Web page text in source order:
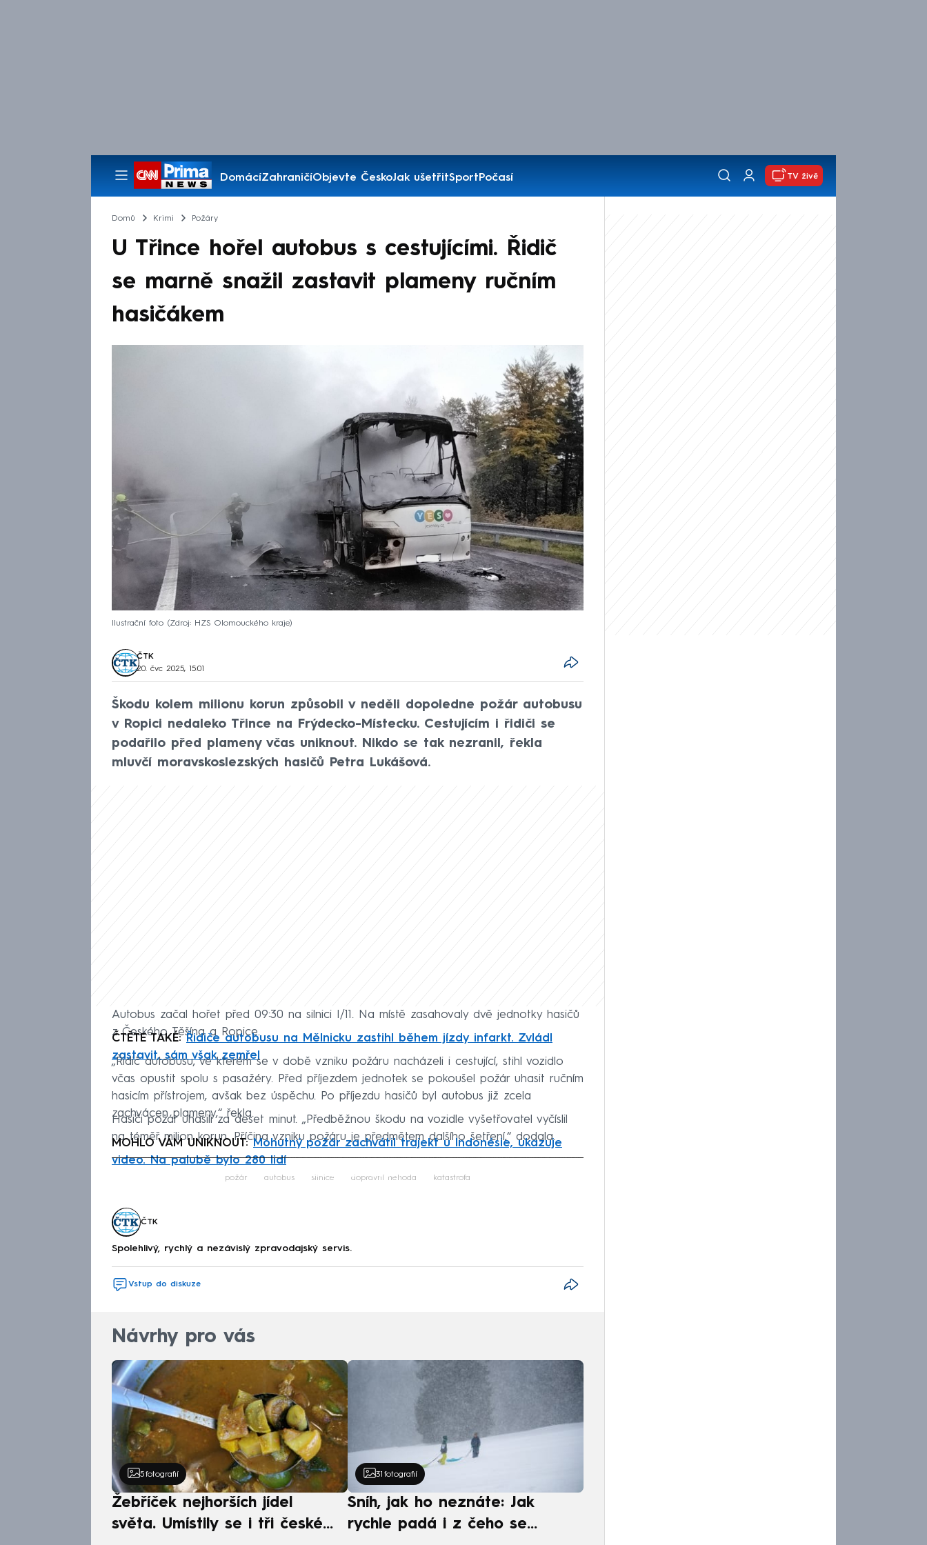
DomácíZahraničíObjevte ČeskoJak ušetřitSportPočasí
Pořady
TV živě
Domů Krimi Požáry
U Třince hořel autobus s cestujícími. Řidič
se marně snažil zastavit plameny ručním
hasičákem
Ilustrační foto Zdroj: HZS Olomouckého kraje
ČTK
20. čvc 2025, 15:01
Škodu kolem milionu korun způsobil v neděli dopoledne požár autobusu
v Ropici nedaleko Třince na Frýdecko-Místecku. Cestujícím i řidiči se
podařilo před plameny včas uniknout. Nikdo se tak nezranil, řekla
mluvčí moravskoslezských hasičů Petra Lukášová.
Autobus začal hořet před 09:30 na silnici I/11. Na místě zasahovaly dvě jednotky hasičů
z Českého Těšína a Ropice.
ČTĚTE TAKÉ:Řidiče autobusu na Mělnicku zastihl během jízdy infarkt. Zvládl
zastavit, sám však zemřel
„Řidič autobusu, ve kterém se v době vzniku požáru nacházeli i cestující, stihl vozidlo
včas opustit spolu s pasažéry. Před příjezdem jednotek se pokoušel požár uhasit ručním
hasicím přístrojem, avšak bez úspěchu. Po příjezdu hasičů byl autobus již zcela
zachvácen plameny,“ řekla.
Hasiči požár uhasili za deset minut. „Předběžnou škodu na vozidle vyšetřovatel vyčíslil
na téměř milion korun. Příčina vzniku požáru je předmětem dalšího šetření,“ dodala.
MOHLO VÁM UNIKNOUT:Mohutný požár zachvátil trajekt u Indonésie, ukazuje
video. Na palubě bylo 280 lidí
Failed to fetch
požár autobus silnice dopravní nehoda katastrofa
ČTK
Spolehlivý, rychlý a nezávislý zpravodajský servis.
Vstup do diskuze
Návrhy pro vás
5 fotografií
Žebříček nejhorších jídel
světa. Umístily se i tři české
31 fotografií
Sníh, jak ho neznáte: Jak
rychle padá i z čeho se